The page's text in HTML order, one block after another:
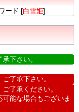
ード [白雪姫]
下さい。
了承下さい。
了承ください。
能な場合もございま